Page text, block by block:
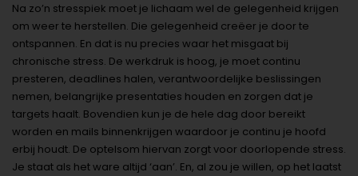
Na zo’n stresspiek moet je lichaam wel de gelegenheid krijgen
om weer te herstellen. Die gelegenheid creëer je door te
ontspannen. En dat is nu precies waar het misgaat bij
chronische stress. De werkdruk is hoog, je moet continu
presteren, deadlines halen, verantwoordelijke beslissingen
nemen, belangrijke presentaties houden en zorgen dat je
targets haalt. Bovendien kun je de hele dag door bereikt
worden en mails binnenkrijgen waardoor je continu je hoofd
erbij houdt. De optelsom hiervan zorgt voor doorlopende stress.
Je staat als het ware altijd ‘aan’. En, al zou je willen, op het laatst